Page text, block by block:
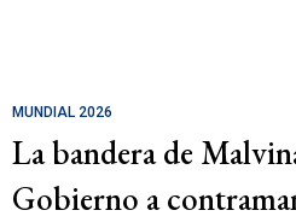
MUNDIAL 2026
La bandera de
Gobierno a